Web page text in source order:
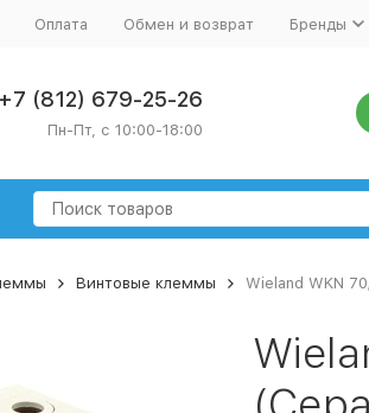
Оплата Обмен и возврат Бренды
+7 (812) 679-25-26
Пн-Пт, с 10:00-18:00
Винтовые клеммы Wieland WKN